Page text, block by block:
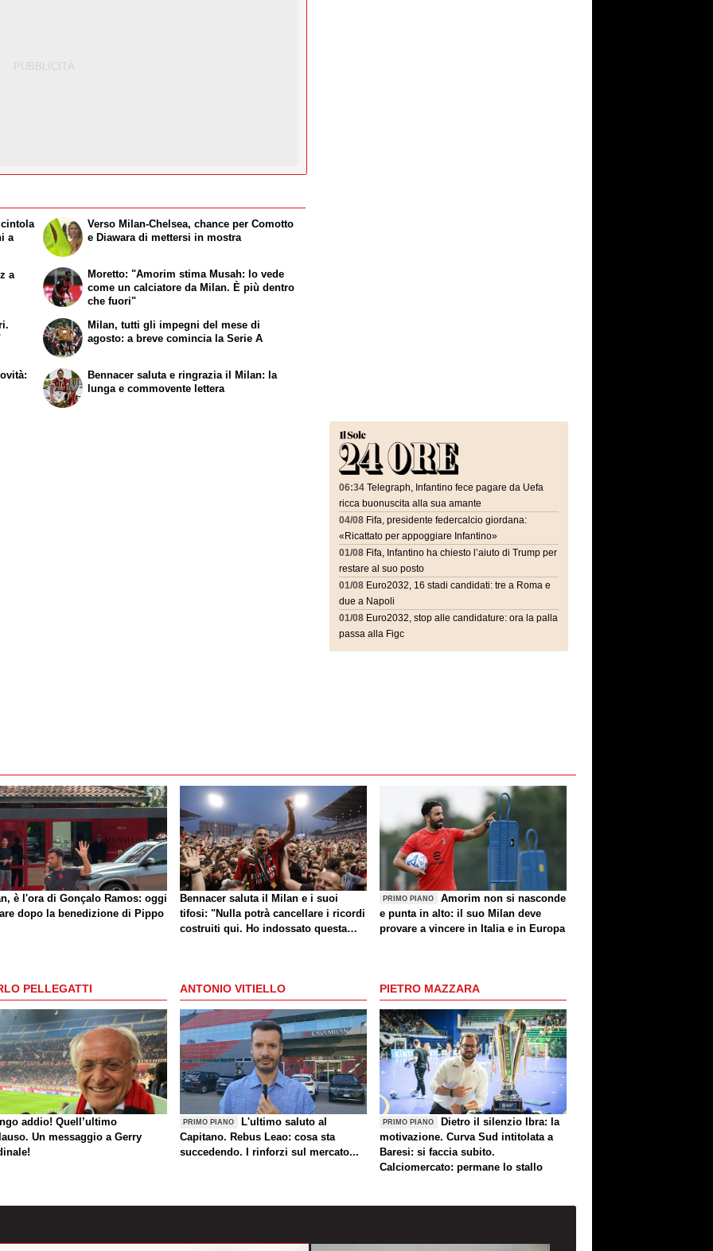
a
a
Verso Milan-Chelsea, chance per Comotto
e Diawara di mettersi in mostra
Moretto: "Amorim stima Musah: lo vede
come un calciatore da Milan. È più dentro
che fuori"
Milan, tutti gli impegni del mese di
agosto: a breve comincia la Serie A
Bennacer saluta e ringrazia il Milan: la
lunga e commovente lettera
06:34 Telegraph, Infantino fece pagare da Uefa
ricca buonuscita alla sua amante
04/08 Fifa, presidente federcalcio giordana:
«Ricattato per appoggiare Infantino»
01/08 Fifa, Infantino ha chiesto l’aiuto di Trump per
restare al suo posto
01/08 Euro2032, 16 stadi candidati: tre a Roma e
due a Napoli
01/08 Euro2032, stop alle candidature: ora la palla
passa alla Figc
è l'ora di Gonçalo Ramos: oggi
dopo la benedizione di Pippo
Bennacer saluta il Milan e i suoi
tifosi: "Nulla potrà cancellare i ricordi
costruiti qui. Ho indossato questa
PRIMO PIANO
Amorim non si nasconde
e punta in alto: il suo Milan deve
provare a vincere in Italia e in Europa
PELLEGATTI
addio! Quell’ultimo
Un messaggio a Gerry
ANTONIO VITIELLO
PRIMO PIANO
L'ultimo saluto al
Capitano. Rebus Leao: cosa sta
succedendo. I rinforzi sul mercato...
PIETRO MAZZARA
PRIMO PIANO
Dietro il silenzio Ibra: la
motivazione. Curva Sud intitolata a
Baresi: si faccia subito.
Calciomercato: permane lo stallo